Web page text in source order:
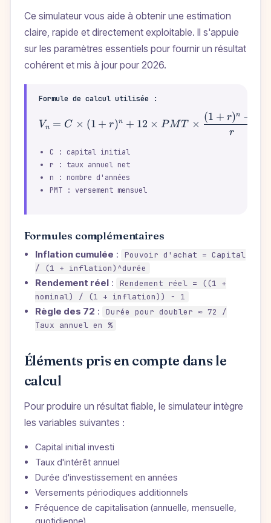
Ce simulateur vous aide à obtenir une estimation
claire, rapide et directement exploitable. Il s'appuie
sur les paramètres essentiels pour fournir un résultat
cohérent et mis à jour pour 2026.
Formule de calcul utilisée :
V_n = C \times
Vn = C × (1 + r)n + 12 × PMT ×
r
(1 + r)n −
C : capital initial
r : taux annuel net
n : nombre d'années
PMT : versement mensuel
Formules complémentaires
Inflation cumulée :
Pouvoir d'achat = Capital
/ (1 + inflation)^durée
Rendement réel:
Rendement réel = ((1 +
nominal) / (1 + inflation)) − 1
Règle des 72 :
Durée pour doubler ≈ 72 /
Taux annuel en %
Éléments pris en compte dans le
calcul
Pour produire un résultat fiable, le simulateur intègre
les variables suivantes :
Capital initial investi
Taux d'intérêt annuel
Durée d'investissement en années
Versements périodiques additionnels
Fréquence de capitalisation (annuelle, mensuelle,
quotidienne)